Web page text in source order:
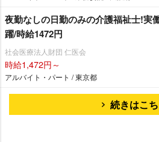
夜勤なしの日勤のみの介護福祉士!実
躍/時給1472円
社会医療法人財団 仁医会
時給1,472円～
アルバイト・パート / 東京都
続きはこ